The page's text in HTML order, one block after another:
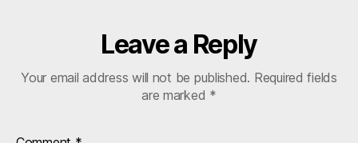
Leave a Reply
Your email address will not be published. Required fields
are marked *